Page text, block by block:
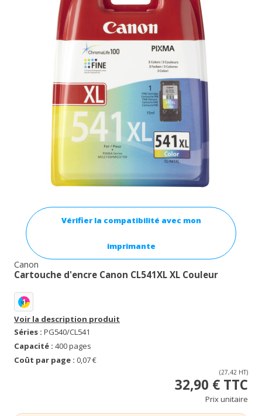
Vérifier la compatibilité avec mon
imprimante
Canon
Cartouche d'encre Canon CL541XL XL Couleur
1
Voir la description produit
Séries : PG540/CL541
Capacité : 400 pages
Coût par page : 0,07 €
(27,42 HT)
32,90 € TTC
Prix unitaire